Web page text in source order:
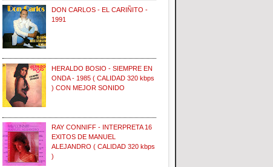
DON CARLOS - EL CARIÑITO -
1991
HERALDO BOSIO - SIEMPRE EN
ONDA - 1985 ( CALIDAD 320 kbps
) CON MEJOR SONIDO
RAY CONNIFF - INTERPRETA 16
EXITOS DE MANUEL
ALEJANDRO ( CALIDAD 320 kbps
)